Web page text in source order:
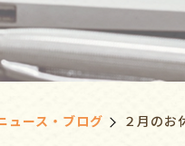
ュース・ブログ ２月のお